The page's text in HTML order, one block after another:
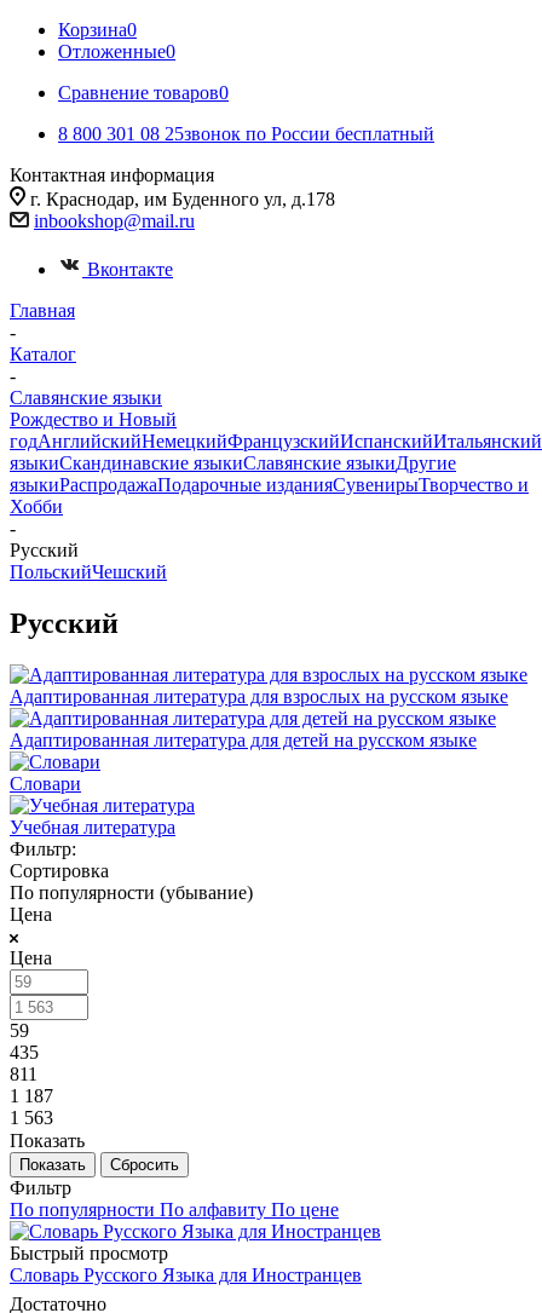
Корзина0
Отложенные0
Сравнение товаров0
8 800 301 08 25звонок по России бесплатный
Контактная информация
г. Краснодар, им Буденного ул, д.178
inbookshop@mail.ru
Вконтакте
Главная
-
Каталог
-
Славянские языки
Рождество и Новый
годАнглийскийНемецкийФранцузскийИспанскийИтальянский
языкиСкандинавские языкиСлавянские языкиДругие
языкиРаспродажаПодарочные изданияСувенирыТворчество и
Хобби
-
Русский
ПольскийЧешский
Русский
Адаптированная литература для взрослых на русском языке
Адаптированная литература для детей на русском языке
Словари
Учебная литература
Фильтр:
Сортировка
По популярности (убывание)
Цена
Цена
59
435
811
1 187
1 563
Показать
Сбросить
Фильтр
По популярности По алфавиту По цене
Быстрый просмотр
Словарь Русского Языка для Иностранцев
Достаточно